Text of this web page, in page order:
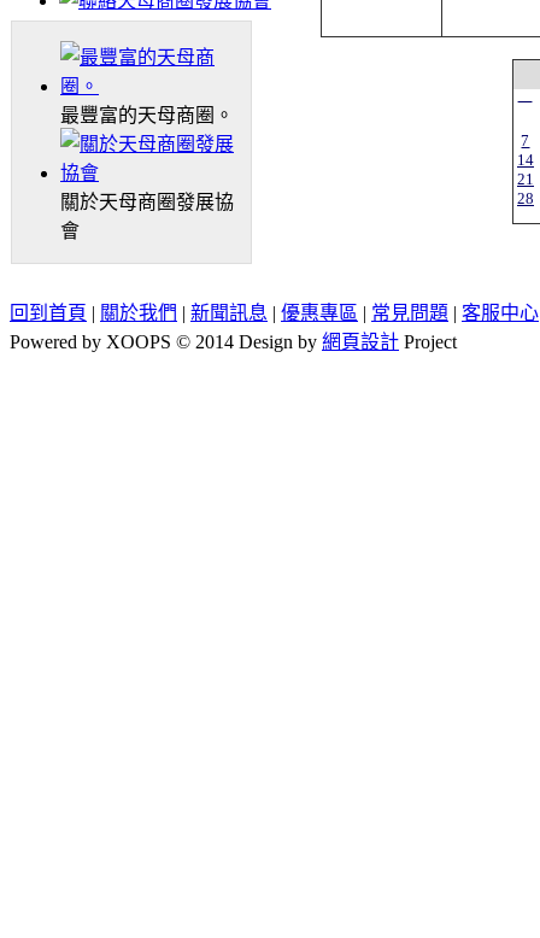
最豐富的天母商圈。
關於天母商圈發展協
會
一
7
14
21
28
回到首頁 | 關於我們 | 新聞訊息 | 優惠專區 | 常見問題 | 客服中心
Powered by XOOPS © 2014 Design by 網頁設計 Project